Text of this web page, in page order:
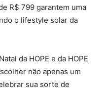
R$ 799 garantem uma
o lifestyle solar da
da HOPE e da HOPE
não apenas um
sua sorte de